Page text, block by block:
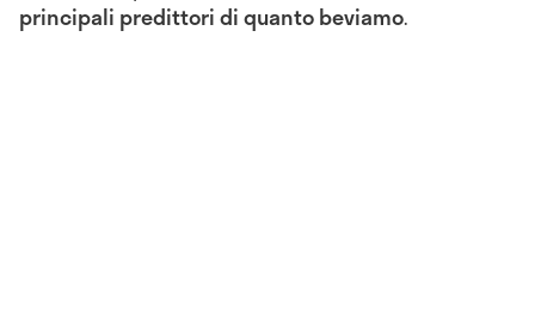
principali predittori di quanto beviamo.